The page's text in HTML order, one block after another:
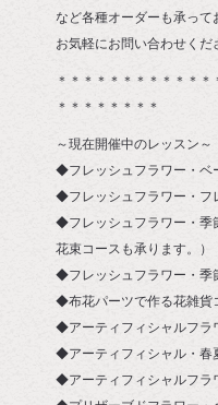
など各種オーダーも承って
お気軽にお問い合わせくだ
＊＊＊＊＊＊＊＊＊＊＊
＊＊＊＊＊＊＊＊
～現在開催中のレッスン～
◆フレッシュフラワー・ベ
◆フレッシュフラワー・フ
◆フレッシュフラワー・季
花束コースも承ります。）
◆フレッシュフラワー・季
◆布花パーツで作る花雑貨
◆アーティフィシャルフラ
◆アーティフィシャル・春
◆アーティフィシャルフラ